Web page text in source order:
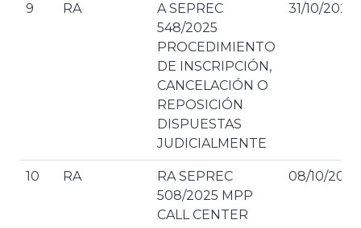
9 RA
A SEPREC
548/2025
PROCEDIMIENTO
DE INSCRIPCIÓN,
CANCELACIÓN O
REPOSICIÓN
DISPUESTAS
JUDICIALMENTE
31/10/2025
10 RA
RA SEPREC
508/2025 MPP
CALL CENTER
08/10/2025